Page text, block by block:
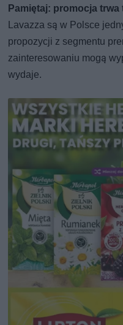
Pamiętaj: promocja
Lavazza są w Polsce
propozycji z segmentu
zainteresowaniu mogą
wydaje.